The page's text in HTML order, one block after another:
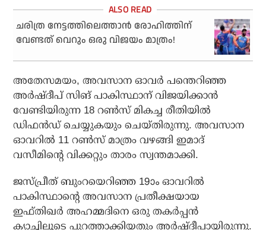
ചരിത്ര നേട്ടത്തിലെത്താന്‍ രോഹിത്തിന്
വേണ്ടത് വെറും ഒരു വിജയം മാത്രം!
അതേസമയം, അവസാന ഓവര്‍ പന്തെറിഞ്ഞ
അര്‍ഷ്ദീപ് സിങ് പാകിസ്ഥാന് വിജയിക്കാന്‍
വേണ്ടിയിരുന്ന 18 റണ്‍സ് മികച്ച രീതിയില്‍
ഡിഫന്‍ഡ് ചെയ്യുകയും ചെയ്തിരുന്നു. അവസാന
ഓവറില്‍ 11 റണ്‍സ് മാത്രം വഴങ്ങി ഇമാദ്
വസീമിന്റെ വിക്കറ്റും താരം സ്വന്തമാക്കി.
ജസ്പ്രീത് ബുംറയെറിഞ്ഞ 19ാം ഓവറില്‍
പാകിസ്ഥാന്റെ അവസാന പ്രതീക്ഷയായ
ഇഫ്തിഖര്‍ അഹമ്മദിനെ ഒരു തകര്‍പ്പന്‍
ക്യാച്ചിലൂടെ പുറത്താക്കിയതും അര്‍ഷ്ദീപായിരുന്നു.